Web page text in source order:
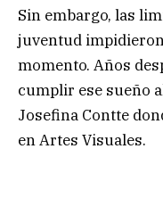
Sin embargo, las
juventud
momento. Años
cumplir ese sueño
Josefina Contte
en Artes Visuales.